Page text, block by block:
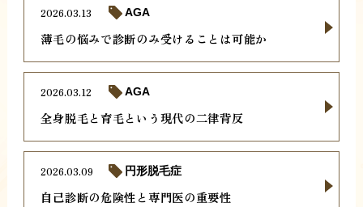
薄毛の悩みで診断のみ受けることは可能か
2026.03.13 AGA
全身脱毛と育毛という現代の二律背反
2026.03.12 AGA
自己診断の危険性と専門医の重要性
2026.03.09 円形脱毛症